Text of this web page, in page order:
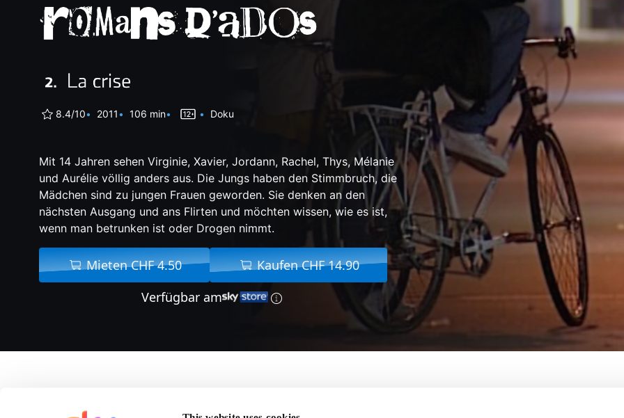
8.4/10 2011 106 min Doku
Mit 14 Jahren sehen Virginie, Xavier, Jordann, Rachel, Thys, Mélanie
und Aurélie völlig anders aus. Die Jungs haben den Stimmbruch, die
Mädchen sind zu jungen Frauen geworden. Sie denken an den
nächsten Ausgang und ans Flirten und möchten wissen, wie es ist,
wenn man betrunken ist oder Drogen nimmt.
Mieten CHF 4.50
Kaufen CHF 14.90
Verfügbar am